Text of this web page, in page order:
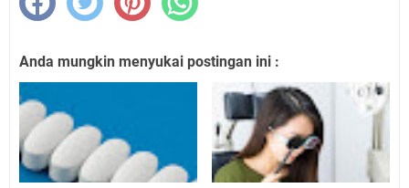
Anda mungkin menyukai postingan ini :